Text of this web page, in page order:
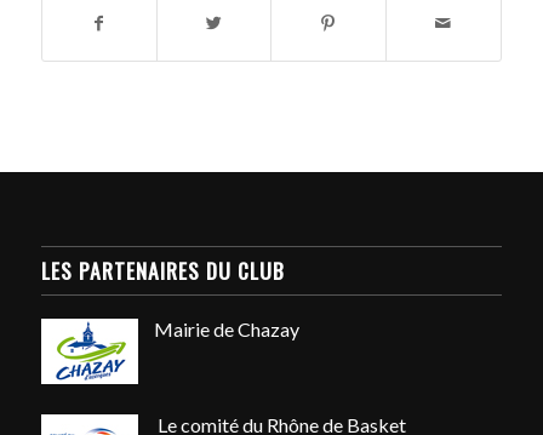
LES PARTENAIRES DU CLUB
Mairie de Chazay
Le comité du Rhône de Basket